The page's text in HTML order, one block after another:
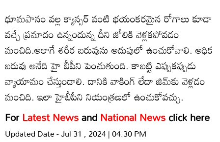
ధూమపానం వల్ల క్యాన్సర్ వంటి భయంకరమైన రోగాలు కూడా
వచ్చే ప్రమాదం ఉన్నందున్న దీని జోలికి వెళ్లకపోవడం
మంచిది.అలాగే శరీర బరువును అదుపులో ఉంచుకోవాలి. అధిక
బరువు అనేది హై బీపీని పెంచుతుంది. కాబట్టి ఎప్పుకప్పుడు
వ్యాయామం చేస్తుండాలి. దానికి వాకింగ్ లేదా జిమ్‌కు వెళ్లడం
మంచిది. ఇలా హైబీపీని నియంత్రణలో ఉంచుకోవచ్చు.
ForLatest NewsandNational Newsclick here
Updated Date - Jul 31 , 2024 | 04:30 PM